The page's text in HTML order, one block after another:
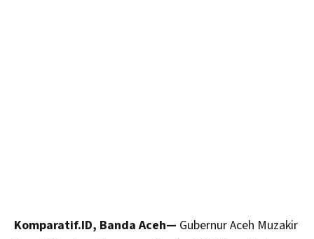
Komparatif.ID, Banda Aceh— Gubernur Aceh Muzakir